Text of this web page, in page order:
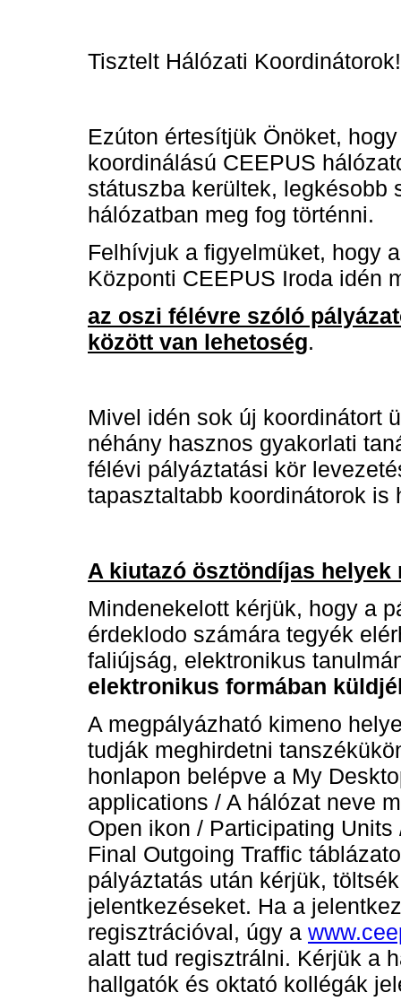
Tisztelt Hálózati Koordinátorok!
Ezúton értesítjük Önöket,
koordinálású CEEPUS
státuszba kerültek, legkésobb
hálózatban meg fog történni.
Felhívjuk a figyelmüket, hogy
Központi CEEPUS Iroda idén
az oszi félévre szóló
között van lehetoség.
Mivel idén sok új koordinátort
néhány hasznos gyakorlati
félévi pályáztatási kör
tapasztaltabb koordinátorok is
A kiutazó ösztöndíjas helyek
Mindenekelott kérjük, hogy a
érdeklodo számára tegyék
faliújság, elektronikus
elektronikus formában
A megpályázható kimeno
tudják meghirdetni
honlapon belépve a My
applications / A hálózat neve
Open ikon / Participating
Final Outgoing Traffic
pályáztatás után kérjük,
jelentkezéseket. Ha a
regisztrációval, úgy a
alatt tud regisztrálni. Kérjük a
hallgatók és oktató kollégák